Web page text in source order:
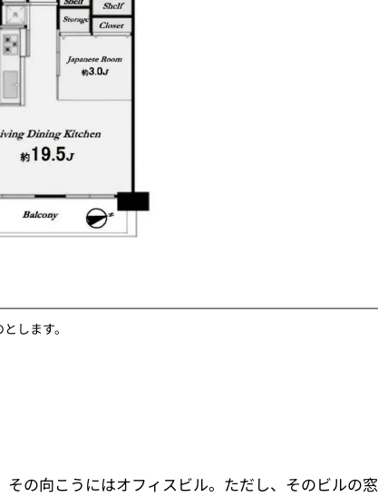
します。
その向こうにはオフィスビル。ただし、そのビルの窓